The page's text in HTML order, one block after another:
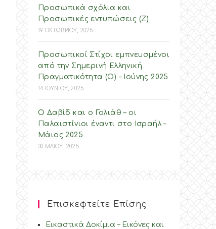
Προσωπικά σχόλια και
Προσωπικές εντυπώσεις (Ζ)
19 ΟΚΤΩΒΡΙΟΥ, 2025
Προσωπικοί Στίχοι εμπνευσμένοι
από την Σημερινή Ελληνική
Πραγματικότητα (O) – Ιούνης 2025
14 ΙΟΥΝΙΟΥ, 2025
Ο Δαβίδ και ο Γολιάθ – οι
Παλαιστίνιοι έναντι στο Ισραήλ –
Mάιος 2025
30 ΜΑΪΟΥ, 2025
Επισκεφτείτε Επίσης
Εικαστικά Δοκίμια – Εικόνες και